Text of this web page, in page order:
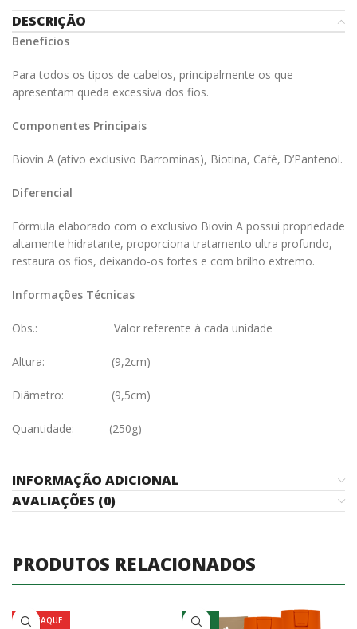
DESCRIÇÃO
Benefícios
Para todos os tipos de cabelos, principalmente os que
apresentam queda excessiva dos fios.
Componentes Principais
Biovin A (ativo exclusivo Barrominas), Biotina, Café, D’Pantenol.
Diferencial
Fórmula elaborado com o exclusivo Biovin A possui propriedade
altamente hidratante, proporciona tratamento ultra profundo,
restaura os fios, deixando-os fortes e com brilho extremo.
Informações Técnicas
Obs.: Valor referente à cada unidade
Altura: (9,2cm)
Diâmetro: (9,5cm)
Quantidade: (250g)
INFORMAÇÃO ADICIONAL
AVALIAÇÕES (0)
PRODUTOS RELACIONADOS
DESTAQUE -10%